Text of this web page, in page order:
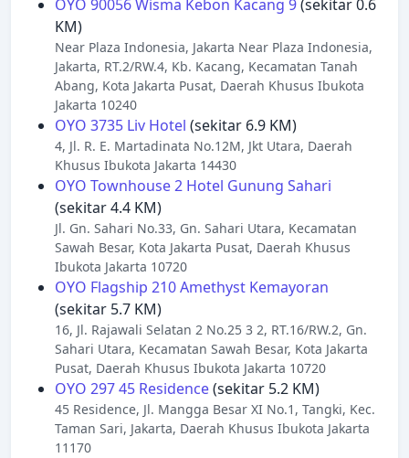
OYO 90056 Wisma Kebon Kacang 9(sekitar 0.6
KM)
Near Plaza Indonesia, Jakarta Near Plaza Indonesia,
Jakarta, RT.2/RW.4, Kb. Kacang, Kecamatan Tanah
Abang, Kota Jakarta Pusat, Daerah Khusus Ibukota
Jakarta 10240
OYO 3735 Liv Hotel (sekitar 6.9 KM)
4, Jl. R. E. Martadinata No.12M, Jkt Utara, Daerah
Khusus Ibukota Jakarta 14430
OYO Townhouse 2 Hotel Gunung Sahari
(sekitar 4.4 KM)
Jl. Gn. Sahari No.33, Gn. Sahari Utara, Kecamatan
Sawah Besar, Kota Jakarta Pusat, Daerah Khusus
Ibukota Jakarta 10720
OYO Flagship 210 Amethyst Kemayoran
(sekitar 5.7 KM)
16, Jl. Rajawali Selatan 2 No.25 3 2, RT.16/RW.2, Gn.
Sahari Utara, Kecamatan Sawah Besar, Kota Jakarta
Pusat, Daerah Khusus Ibukota Jakarta 10720
OYO 297 45 Residence(sekitar 5.2 KM)
45 Residence, Jl. Mangga Besar XI No.1, Tangki, Kec.
Taman Sari, Jakarta, Daerah Khusus Ibukota Jakarta
11170